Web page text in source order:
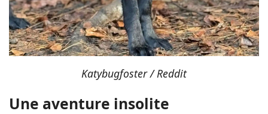
Katybugfoster / Reddit
Une aventure insolite